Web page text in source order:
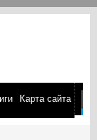
Карта сайта